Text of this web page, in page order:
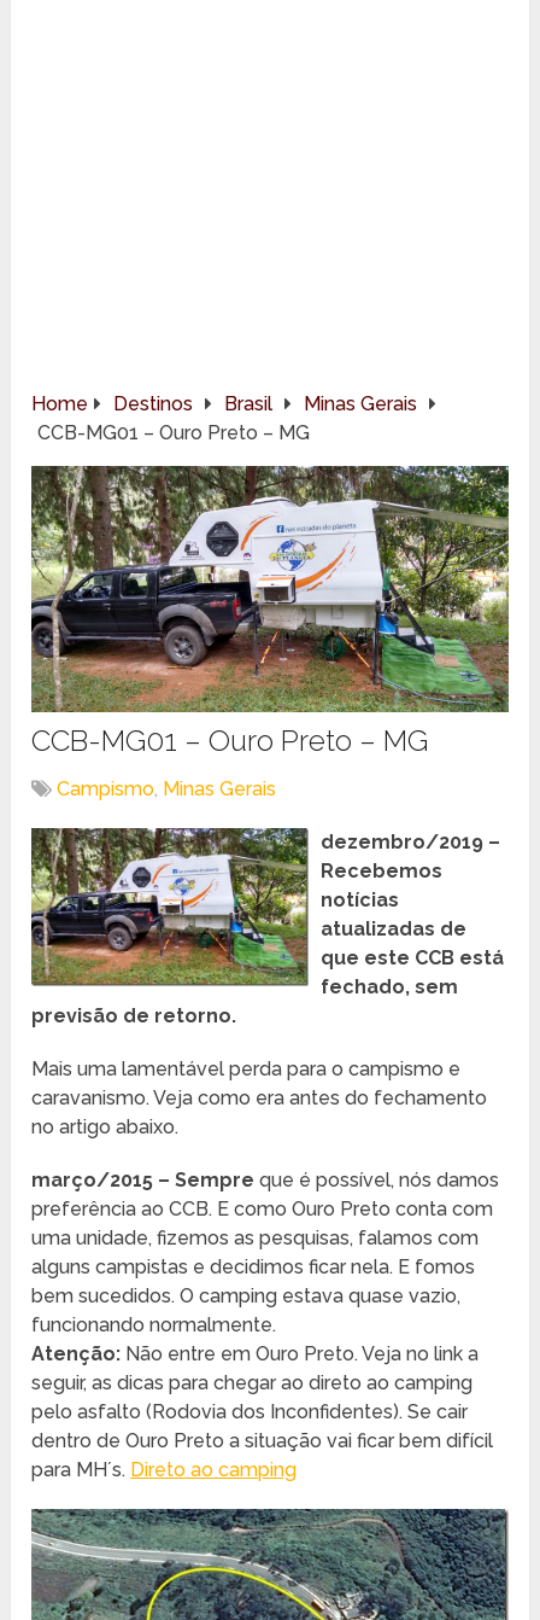
Home Destinos Brasil
Minas Gerais
CCB-MG01 – Ouro Preto – MG
CCB-MG01 – Ouro Preto – MG
Campismo, Minas Gerais
dezembro/2019 –
Recebemos
notícias
atualizadas de
que este CCB está
fechado, sem
previsão de retorno.
Mais uma lamentável perda para o campismo e
caravanismo. Veja como era antes do fechamento
no artigo abaixo.
março/2015 – Sempre que é possível, nós damos
preferência ao CCB. E como Ouro Preto conta com
uma unidade, fizemos as pesquisas, falamos com
alguns campistas e decidimos ficar nela. E fomos
bem sucedidos. O camping estava quase vazio,
funcionando normalmente.
Atenção: Não entre em Ouro Preto. Veja no link a
seguir, as dicas para chegar ao direto ao camping
pelo asfalto (Rodovia dos Inconfidentes). Se cair
dentro de Ouro Preto a situação vai ficar bem difícil
para MH´s. Direto ao camping